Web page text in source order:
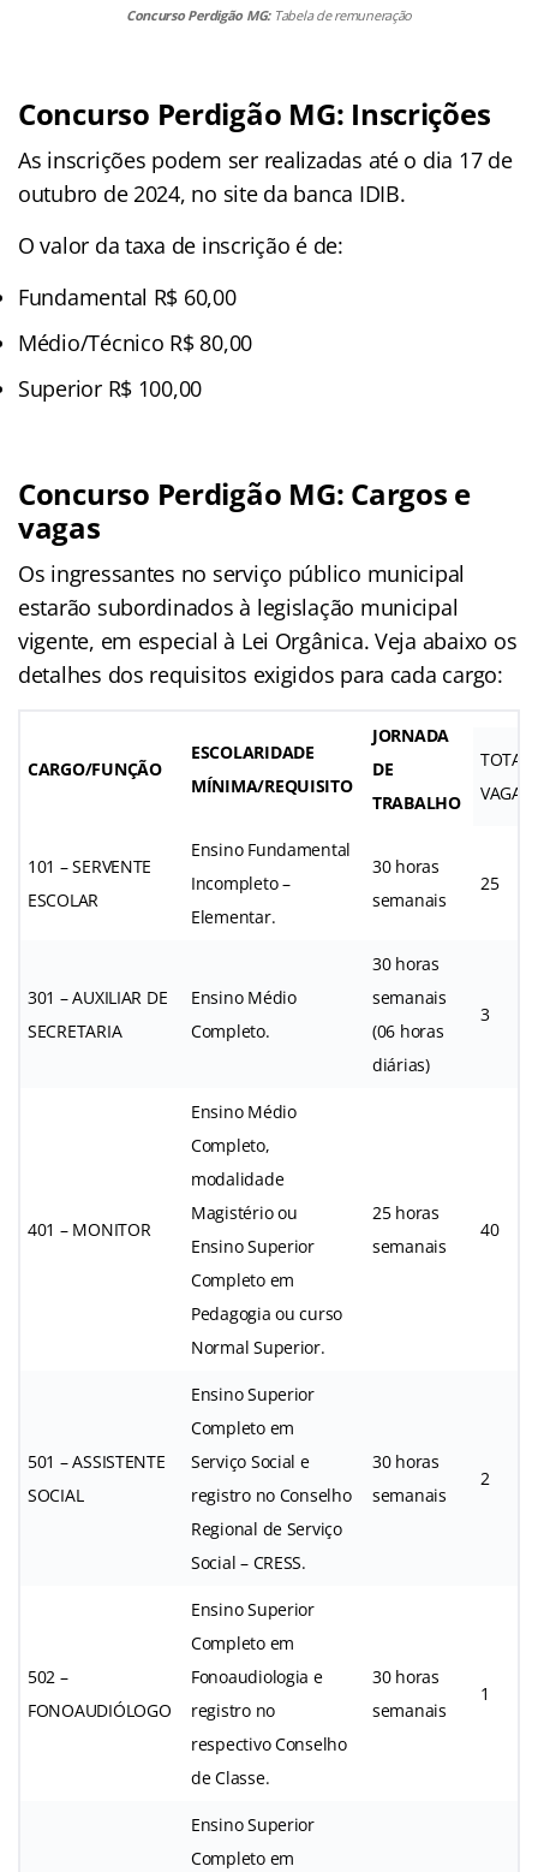
Concurso Perdigão MG: Tabela de remuneração
Concurso Perdigão MG: Inscrições
As inscrições podem ser realizadas até o dia 17 de
outubro de 2024, no site da banca IDIB.
O valor da taxa de inscrição é de:
Fundamental R$ 60,00
Médio/Técnico R$ 80,00
Superior R$ 100,00
Concurso Perdigão MG: Cargos e
vagas
Os ingressantes no serviço público municipal
estarão subordinados à legislação municipal
vigente, em especial à Lei Orgânica. Veja abaixo os
detalhes dos requisitos exigidos para cada cargo:
CARGO/FUNÇÃO
ESCOLARIDADE
MÍNIMA/REQUISITO
JORNADA
DE
TRABALHO
TOTAL
VAGAS
101 – SERVENTE
ESCOLAR
Ensino Fundamental
Incompleto –
Elementar.
30 horas
semanais
25
301 – AUXILIAR DE
SECRETARIA
Ensino Médio
Completo.
30 horas
semanais
(06 horas
diárias)
3
401 – MONITOR
Ensino Médio
Completo,
modalidade
Magistério ou
Ensino Superior
Completo em
Pedagogia ou curso
Normal Superior.
25 horas
semanais
40
501 – ASSISTENTE
SOCIAL
Ensino Superior
Completo em
Serviço Social e
registro no Conselho
Regional de Serviço
Social – CRESS.
30 horas
semanais
2
502 –
FONOAUDIÓLOGO
Ensino Superior
Completo em
Fonoaudiologia e
registro no
respectivo Conselho
de Classe.
30 horas
semanais
1
Ensino Superior
Completo em